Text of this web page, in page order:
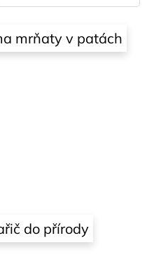
mrňaty v patách
do přírody